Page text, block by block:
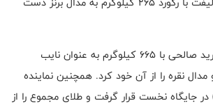
در رده بندی مجموع فرید صالحی با 665 کیلوگرم به عنوان نایب
نقره را از آن خود کرد. همچنین نماینده
در جایگاه نخست قرار گرفت و طلای مجموع را از